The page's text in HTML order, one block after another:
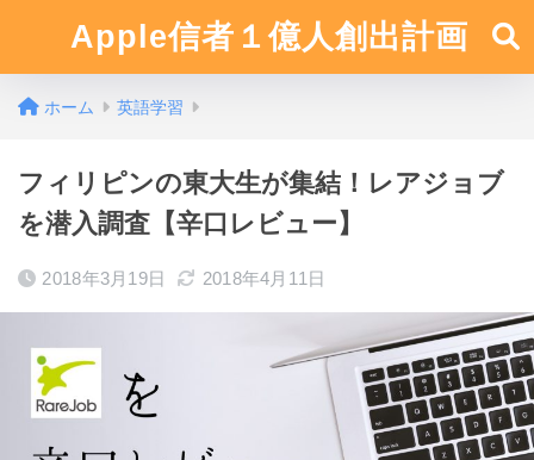
Apple信者１億人創出計画
ホーム 英語学習
フィリピンの東大生が集結！レアジョブ
を潜入調査【辛口レビュー】
2018年3月19日 2018年4月11日